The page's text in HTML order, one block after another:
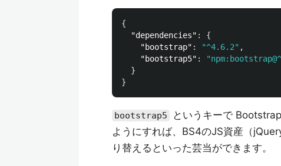
{
"dependencies" :
{
"bootstrap" : "^4.6.2" ,
"bootstrap5" :
}
}
bootstrap5
というキーで
ようにすれば、BS4のJS資産（
り替えるといった芸当ができます。